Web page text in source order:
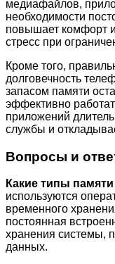
медиафайлов,
необходимости
повышает комфорт
стресс при
Кроме того,
долговечность
запасом памяти
эффективно
приложений
службы и
Вопросы и
Какие типы
используются
временного
постоянная
хранения системы,
данных.